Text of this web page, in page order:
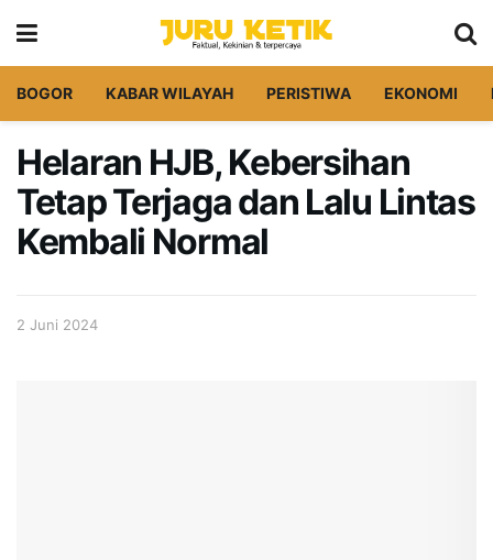
BOGOR KABAR WILAYAH PERISTIWA EKONOMI
Helaran HJB, Kebersihan
Tetap Terjaga dan Lalu Lintas
Kembali Normal
2 Juni 2024